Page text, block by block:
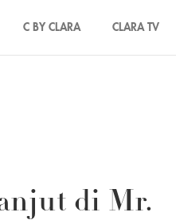
C BY CLARA CLARA TV
di Mr.